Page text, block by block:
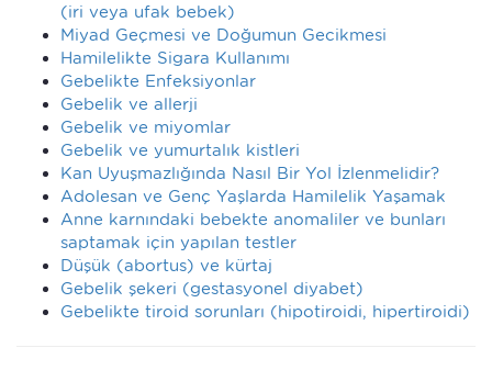
(iri veya ufak bebek)
Miyad Geçmesi ve Doğumun Gecikmesi
Hamilelikte Sigara Kullanımı
Gebelikte Enfeksiyonlar
Gebelik ve allerji
Gebelik ve miyomlar
Gebelik ve yumurtalık kistleri
Kan Uyuşmazlığında Nasıl Bir Yol İzlenmelidir?
Adolesan ve Genç Yaşlarda Hamilelik Yaşamak
Anne karnındaki bebekte anomaliler ve bunları
saptamak için yapılan testler
Düşük (abortus) ve kürtaj
Gebelik şekeri (gestasyonel diyabet)
Gebelikte tiroid sorunları (hipotiroidi, hipertiroidi)